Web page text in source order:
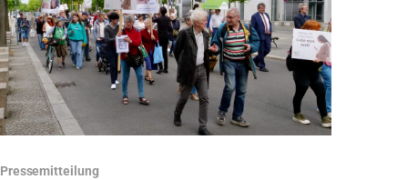
Pressemitteilung